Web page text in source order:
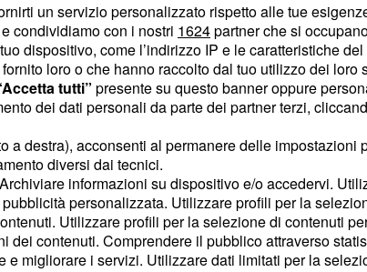
un servizio personalizzato rispetto alle tue
condividiamo con i nostri 1624partner che si
dispositivo, come l’indirizzo IP e le caratteristiche
loro o che hanno raccolto dal tuo utilizzo dei loro
tutti” presente su questo banner oppure
dei dati personali da parte dei partner terzi,
a destra), acconsenti al permanere delle impostazioni
diversi dai tecnici.
informazioni su dispositivo e/o accedervi.
personalizzata. Utilizzare profili per la
Utilizzare profili per la selezione di contenuti
contenuti. Comprendere il pubblico attraverso
migliorare i servizi. Utilizzare dati limitati per la